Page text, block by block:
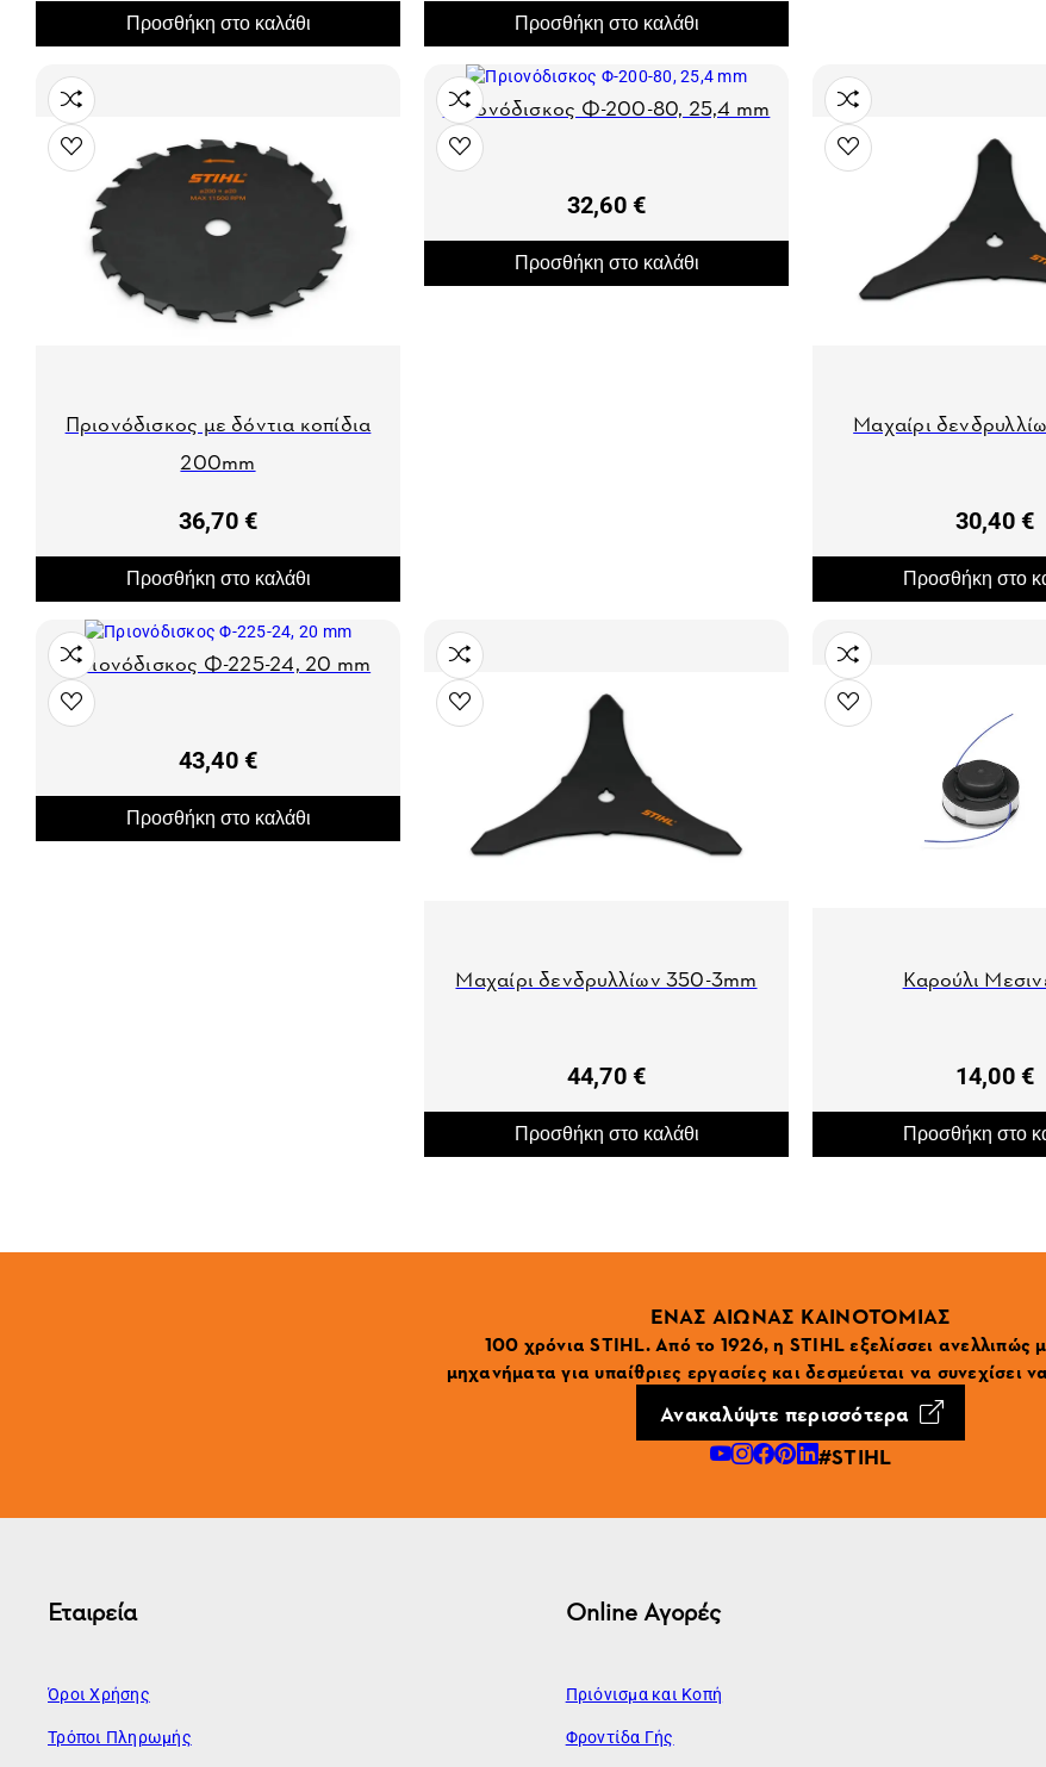
Προσθήκη στο καλάθι Προσθήκη στο καλάθι
Πριονόδισκος με δόντια κοπίδια
200mm
36,70 €
Προσθήκη στο καλάθι
Πριονόδισκος Φ-200-80, 25,4 mm
32,60 €
Προσθήκη στο καλάθι
Μαχαίρι
30,40 €
Προσθήκη στο
Πριονόδισκος Φ-225-24, 20 mm
43,40 €
Προσθήκη στο καλάθι
Μαχαίρι δενδρυλλίων 350-3mm
44,70 €
Προσθήκη στο καλάθι
Kαρούλι
14,00 €
Προσθήκη στο
ΕΝΑΣ ΑΙΩΝΑΣ ΚΑΙΝΟΤΟΜΙΑΣ
100 χρόνια STIHL. Από το 1926, η STIHL εξελίσσει ανελλιπώς
μηχανήματα για υπαίθριες εργασίες και δεσμεύεται να συνεχίσει
Ανακαλύψτε περισσότερα
#STIHL
Εταιρεία
Όροι Χρήσης
Τρόποι Πληρωμής
Online Αγορές
Πριόνισμα και Κοπή
Φροντίδα Γής